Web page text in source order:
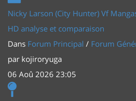
Nicky Larson (City Hunter) Vf
HD analyse et comparaison
Dans Forum Principal / Forum
par kojiroryuga
06 Aoû 2026 23:05